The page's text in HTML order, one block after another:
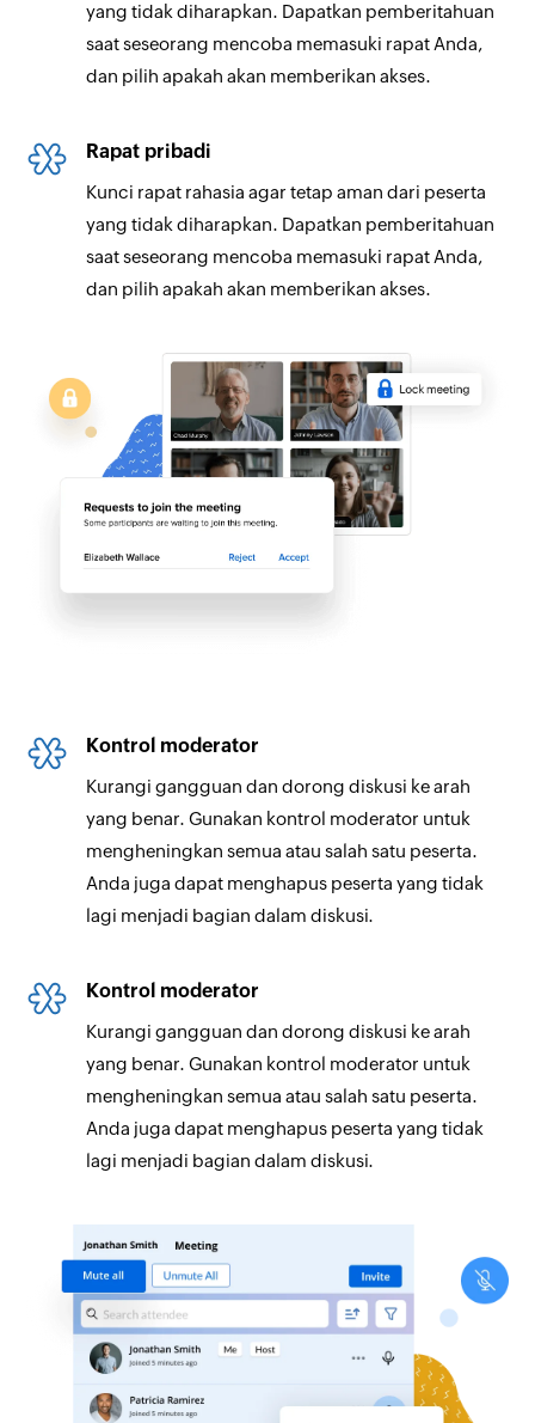
Rapat pribadi
Kunci rapat rahasia agar tetap aman dari peserta
yang tidak diharapkan. Dapatkan pemberitahuan
saat seseorang mencoba memasuki rapat Anda,
dan pilih apakah akan memberikan akses.
yang tidak diharapkan. Dapatkan pemberitahuan
saat seseorang mencoba memasuki rapat Anda,
dan pilih apakah akan memberikan akses.
Kontrol moderator
Kurangi gangguan dan dorong diskusi ke arah
yang benar. Gunakan kontrol moderator untuk
mengheningkan semua atau salah satu peserta.
Anda juga dapat menghapus peserta yang tidak
lagi menjadi bagian dalam diskusi.
Kontrol moderator
Kurangi gangguan dan dorong diskusi ke arah
yang benar. Gunakan kontrol moderator untuk
mengheningkan semua atau salah satu peserta.
Anda juga dapat menghapus peserta yang tidak
lagi menjadi bagian dalam diskusi.